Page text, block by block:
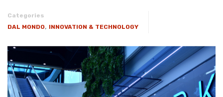
Categories
DAL MONDO, INNOVATION & TECHNOLOGY